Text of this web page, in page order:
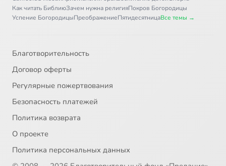
Как читать БиблиюЗачем нужна религияПокров Богородицы
Успение БогородицыПреображениеПятидесятницаВсе темы →
Благотворительность
Договор оферты
Регулярные пожертвования
Безопасность платежей
Политика возврата
О проекте
Политика персональных данных